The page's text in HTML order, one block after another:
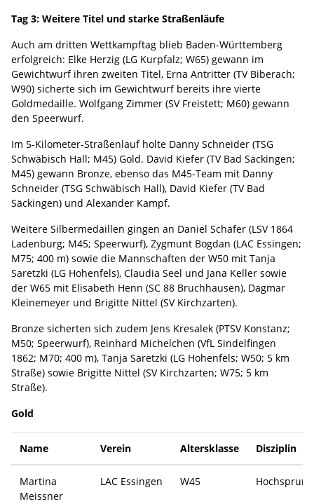
Tag 3: Weitere Titel und starke Straßenläufe
Auch am dritten Wettkampftag blieb Baden-Württemberg
erfolgreich: Elke Herzig (LG Kurpfalz; W65) gewann im
Gewichtwurf ihren zweiten Titel, Erna Antritter (TV Biberach;
W90) sicherte sich im Gewichtwurf bereits ihre vierte
Goldmedaille. Wolfgang Zimmer (SV Freistett; M60) gewann
den Speerwurf.
Im 5-Kilometer-Straßenlauf holte Danny Schneider (TSG
Schwäbisch Hall; M45) Gold. David Kiefer (TV Bad Säckingen;
M45) gewann Bronze, ebenso das M45-Team mit Danny
Schneider (TSG Schwäbisch Hall), David Kiefer (TV Bad
Säckingen) und Alexander Kampf.
Weitere Silbermedaillen gingen an Daniel Schäfer (LSV 1864
Ladenburg; M45; Speerwurf), Zygmunt Bogdan (LAC Essingen;
M75; 400 m) sowie die Mannschaften der W50 mit Tanja
Saretzki (LG Hohenfels), Claudia Seel und Jana Keller sowie
der W65 mit Elisabeth Henn (SC 88 Bruchhausen), Dagmar
Kleinemeyer und Brigitte Nittel (SV Kirchzarten).
Bronze sicherten sich zudem Jens Kresalek (PTSV Konstanz;
M50; Speerwurf), Reinhard Michelchen (VfL Sindelfingen
1862; M70; 400 m), Tanja Saretzki (LG Hohenfels; W50; 5 km
Straße) sowie Brigitte Nittel (SV Kirchzarten; W75; 5 km
Straße).
Gold
Name Verein Altersklasse Disziplin
Martina
Meissner
LAC Essingen W45 Hochsprung